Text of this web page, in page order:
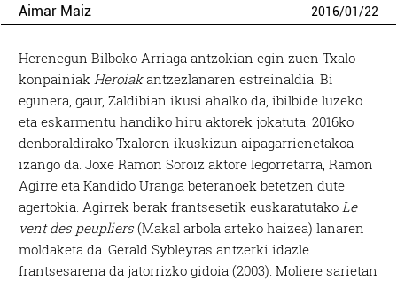
Aimar Maiz 2016/01/22
Herenegun Bilboko Arriaga antzokian egin zuen Txalo
konpainiakHeroiakantzezlanaren estreinaldia. Bi
egunera, gaur, Zaldibian ikusi ahalko da, ibilbide luzeko
eta eskarmentu handiko hiru aktorek jokatuta. 2016ko
denboraldirako Txaloren ikuskizun aipagarrienetakoa
izango da. Joxe Ramon Soroiz aktore legorretarra, Ramon
Agirre eta Kandido Uranga beteranoek betetzen dute
agertokia. Agirrek berak frantsesetik euskaratutakoLe
vent des peupliers (Makal arbola arteko haizea) lanaren
moldaketa da. Gerald Sybleyras antzerki idazle
frantsesarena da jatorrizko gidoia (2003). Moliere sarietan